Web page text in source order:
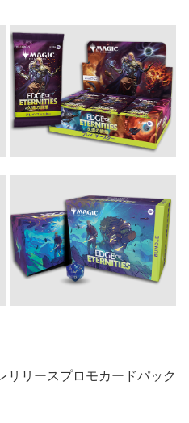
リリースプロモカードパック